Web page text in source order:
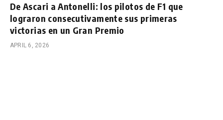
De Ascari a Antonelli: los pilotos de F1 que
lograron consecutivamente sus primeras
victorias en un Gran Premio
APRIL 6, 2026